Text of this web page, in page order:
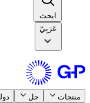
ابحث​​
عَرَبِيّ
منتجات​​ حل​​